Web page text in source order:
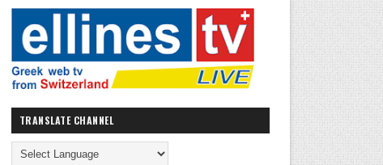
TRANSLATE CHANNEL